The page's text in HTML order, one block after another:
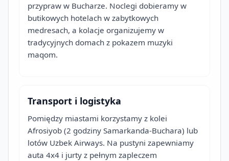
przypraw w Bucharze. Noclegi dobieramy w
butikowych hotelach w zabytkowych
medresach, a kolacje organizujemy w
tradycyjnych domach z pokazem muzyki
maqom.
Transport i logistyka
Pomiędzy miastami korzystamy z kolei
Afrosiyob (2 godziny Samarkanda-Buchara) lub
lotów Uzbek Airways. Na pustyni zapewniamy
auta 4x4 i jurty z pełnym zapleczem